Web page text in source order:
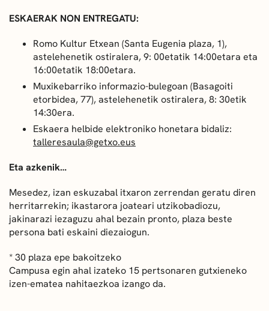
ESKAERAK NON ENTREGATU:
Romo Kultur Etxean (Santa Eugenia plaza, 1),
astelehenetik ostiralera, 9: 00etatik 14:00etara eta
16:00etatik 18:00etara.
Muxikebarriko informazio-bulegoan (Basagoiti
etorbidea, 77), astelehenetik ostiralera, 8: 30etik
14:30era.
Eskaera helbide elektroniko honetara bidaliz:
talleresaula@getxo.eus
Eta azkenik…
Mesedez, izan eskuzabal itxaron zerrendan geratu diren
herritarrekin; ikastarora joateari utzikobadiozu,
jakinarazi iezaguzu ahal bezain pronto, plaza beste
persona bati eskaini diezaiogun.
* 30 plaza epe bakoitzeko
Campusa egin ahal izateko 15 pertsonaren gutxieneko
izen-ematea nahitaezkoa izango da.